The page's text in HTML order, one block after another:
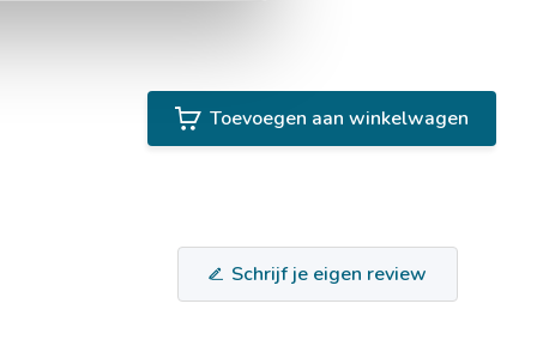
Toevoegen aan winkelwagen
Schrijf je eigen review